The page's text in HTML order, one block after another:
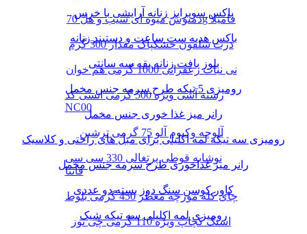
دمنوش میوه ای سیب و هل 70g فامیلا
ذرت سلفون خشکپاک مقدار 300 گرم
نی نبات زعفرانی 1000 گرمی هم خوان
رشته آشی ویژه 500 گرمی انسی کد
NC00
آلوچه وکیوم آلو 75 گرمی ترشین
نوشابه قوطی پرتغالی 330 سی سی
فانتا
چای کله مورچه معطر 450 گرمی بلوط
اسنک کچاپ ویژه 110 گرمی چی توز
باکس سوپرایز زنانه آرایشی با خرس
باکس هدیه ست ساعت و دستبند زنانه
بلوز بافت زنانه یقه سه سانتی
رومیزی 5 تیکه طرح سرمه جنس مخمل
رانر میز غذا خوری جنس مخمل
رومیزی سه تیکه لمه اکلیلی برای مبل های راحتی و کلاسیک
رانر میز غذاخوری طرح سرمه جنس مخمل
کاور کوسن سنگ دوز بسته دو عددی
رومیزی لمه اکلیلی سه تیکه شیک